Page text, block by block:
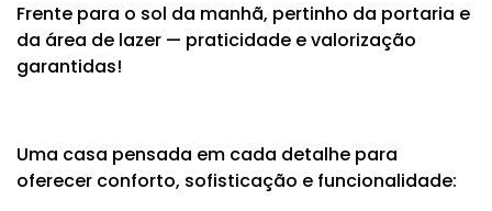
Frente para o sol da manhã, pertinho da portaria e
da área de lazer — praticidade e valorização
garantidas!
Uma casa pensada em cada detalhe para
oferecer conforto, sofisticação e funcionalidade: